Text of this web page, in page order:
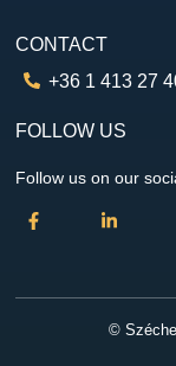
CONTACT
+36 1 413 27
FOLLOW US
Follow us on our
©